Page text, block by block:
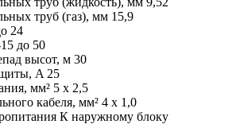
труб (газ), мм 15,9
24
до 50
высот, м 30
A 25
мм² 5 х 2,5
кабеля, мм² 4 х 1,0
К наружному блоку